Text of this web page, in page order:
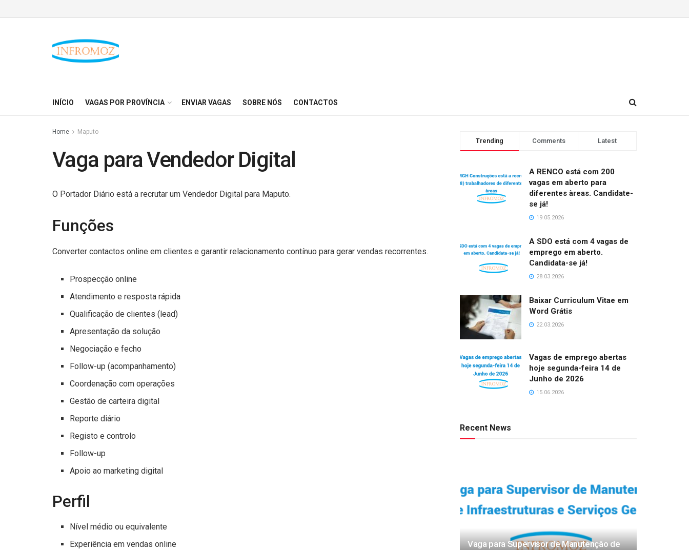
INÍCIO VAGAS POR PROVÍNCIA ENVIAR VAGAS SOBRE NÓS CONTACTOS
Home Maputo
Vaga para Vendedor Digital
O Portador Diário está a recrutar um Vendedor Digital para Maputo.
Funções
Converter contactos online em clientes e garantir relacionamento contínuo para gerar vendas recorrentes.
Prospecção online
Atendimento e resposta rápida
Qualificação de clientes (lead)
Apresentação da solução
Negociação e fecho
Follow-up (acompanhamento)
Coordenação com operações
Gestão de carteira digital
Reporte diário
Registo e controlo
Follow-up
Apoio ao marketing digital
Perfil
Nível médio ou equivalente
Experiência em vendas online
Trending Comments Latest
A RENCO está com 200
vagas em aberto para
diferentes àreas. Candidate-
se já!
19.05.2026
A SDO está com 4 vagas de
emprego em aberto.
Candidata-se já!
28.03.2026
Baixar Curriculum Vitae em
Word Grátis
22.03.2026
Vagas de emprego abertas
hoje segunda-feira 14 de
Junho de 2026
15.06.2026
Recent News
Vaga para Supervisor de Manutenção de